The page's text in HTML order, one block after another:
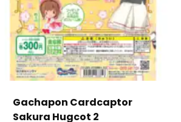
Gachapon Cardcaptor
Sakura Hugcot 2